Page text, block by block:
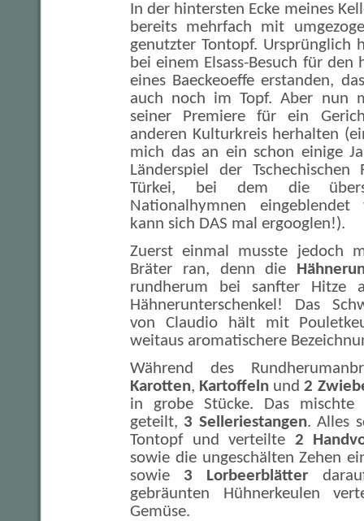
In der hintersten Ecke meines
bereits mehrfach mit
genutzter Tontopf. Ursprünglich
bei einem Elsass-Besuch für den
eines Baeckeoeffe erstanden,
auch noch im Topf. Aber nun
seiner Premiere für ein
anderen Kulturkreis herhalten
mich das an ein schon einige
Länderspiel der
Türkei, bei dem die
Nationalhymnen
kann sich DAS mal ergooglen!).
Zuerst einmal musste jedoch
Bräter ran, denn die
rundherum bei sanfter Hitze
Hähnerunterschenkel! Das
von Claudio hält mit
weitaus aromatischere
Während des
Karotten, Kartoffeln und2
in grobe Stücke. Das mischte
geteilt, 3 Selleriestangen. Alles
Tontopf und verteilte 2
sowie die ungeschälten Zehen
sowie 3 Lorbeerblätter
gebräunten Hühnerkeulen
Gemüse.